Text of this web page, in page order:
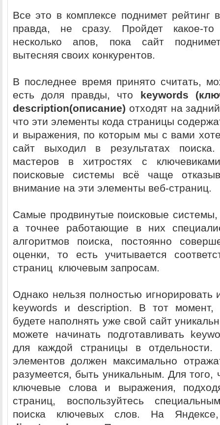
Все это в комплексе поднимет рейтинг
правда, не сразу. Пройдет какое-
несколько апов, пока сайт
вытесняя своих конкурентов.
В последнее время принято считать,
есть доля правды, что
keywords
description(описание) отходят на
что эти элементы кода страницы
и выражения, по которым мы с вами
сайт выходил в результатах
мастеров в хитростях с
поисковые системы всё чаще
внимание на эти элементы веб-страниц.
Самые продвинутые поисковые системы,
а точнее работающие в них
алгоритмов поиска, постоянно
оценки, то есть учитывается
страниц ключевым запросам.
Однако нельзя полностью игнорировать
keywords
и description. В тот момент,
будете наполнять уже свой сайт
можете начинать подготавливать
k
для каждой страницы в
элементов должен максимально
разумеется, быть уникальным. Для того,
ключевые слова и выражения,
страниц, воспользуйтесь
поиска ключевых слов. На